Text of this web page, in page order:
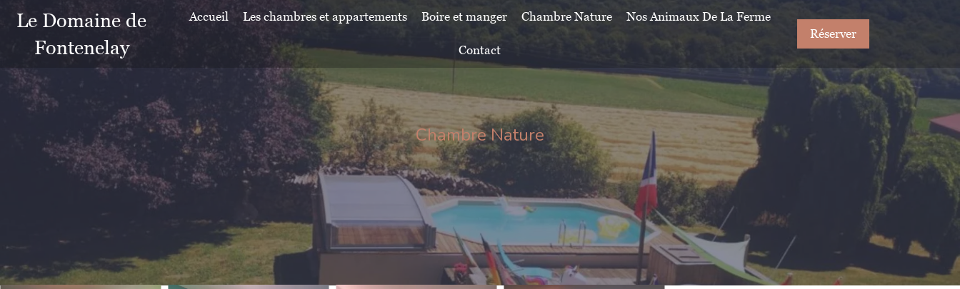
Le Domaine de
Fontenelay
Accueil Les chambres et appartements Boire et manger Chambre Nature Nos Animaux De La Ferme
Contact
Réserver
Chambre Nature